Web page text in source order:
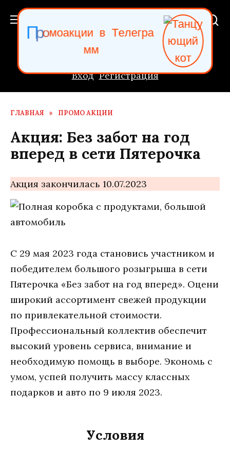
Перейти
содержанию
Вход Регистрация
ГЛАВНАЯ » ПРОМО АКЦИИ
Акция: Без забот на год
вперед в сети Пятерочка
Акция закончилась 10.07.2023
С 29 мая 2023 года становись участником и
победителем большого розыгрыша в сети
Пятерочка «Без забот на год вперед». Оцени
широкий ассортимент свежей продукции
по привлекательной стоимости.
Профессиональный коллектив обеспечит
высокий уровень сервиса, внимание и
необходимую помощь в выборе. Экономь с
умом, успей получить массу классных
подарков и авто по 9 июля 2023.
Условия
Промоакции в Телегра
мм